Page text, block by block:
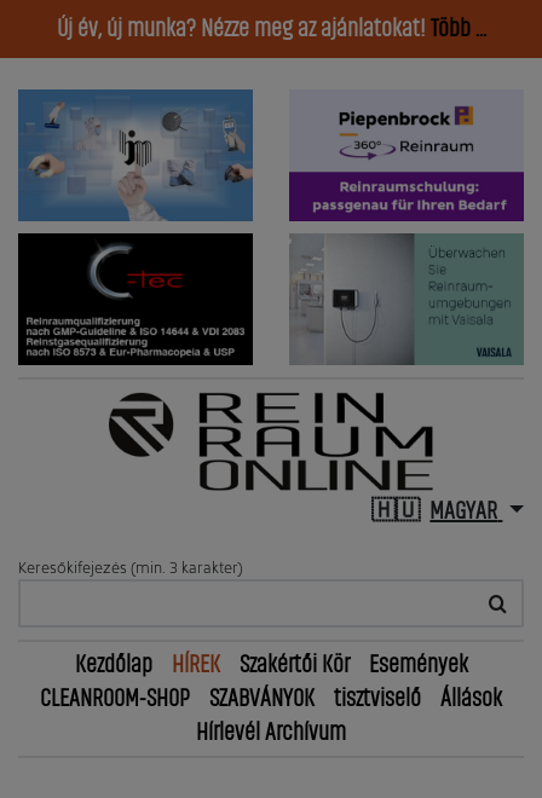
Új év, új munka? Nézze meg az ajánlatokat! Több ...
MAGYAR
Keresőkifejezés (min. 3 karakter)
Kezdőlap HÍREK Szakértői Kör
Események
CLEANROOM-SHOP
SZABVÁNYOK tisztviselő
Állások
Hírlevél Archívum